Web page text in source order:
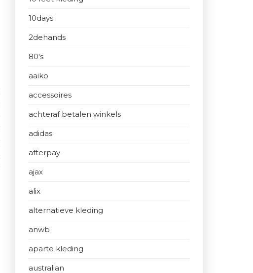
10days
2dehands
80's
aaiko
accessoires
achteraf betalen winkels
adidas
afterpay
ajax
alix
alternatieve kleding
anwb
aparte kleding
australian